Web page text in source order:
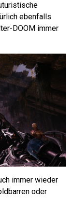
ebenfalls
DOOM immer
immer wieder
oder